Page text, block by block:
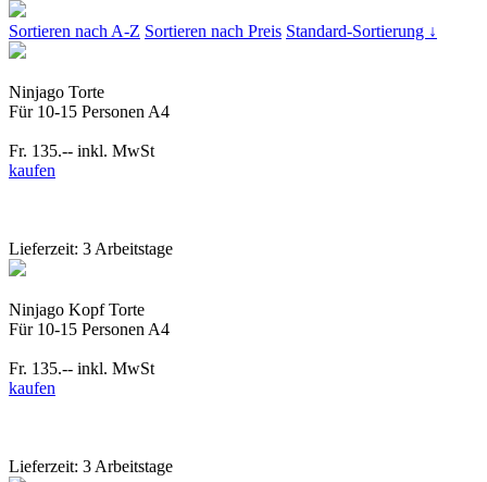
Sortieren nach A-Z Sortieren nach Preis Standard-Sortierung ↓
Ninjago Torte
Für 10-15 Personen A4
Fr. 135.-- inkl. MwSt
kaufen
Lieferzeit: 3 Arbeitstage
Ninjago Kopf Torte
Für 10-15 Personen A4
Fr. 135.-- inkl. MwSt
kaufen
Lieferzeit: 3 Arbeitstage